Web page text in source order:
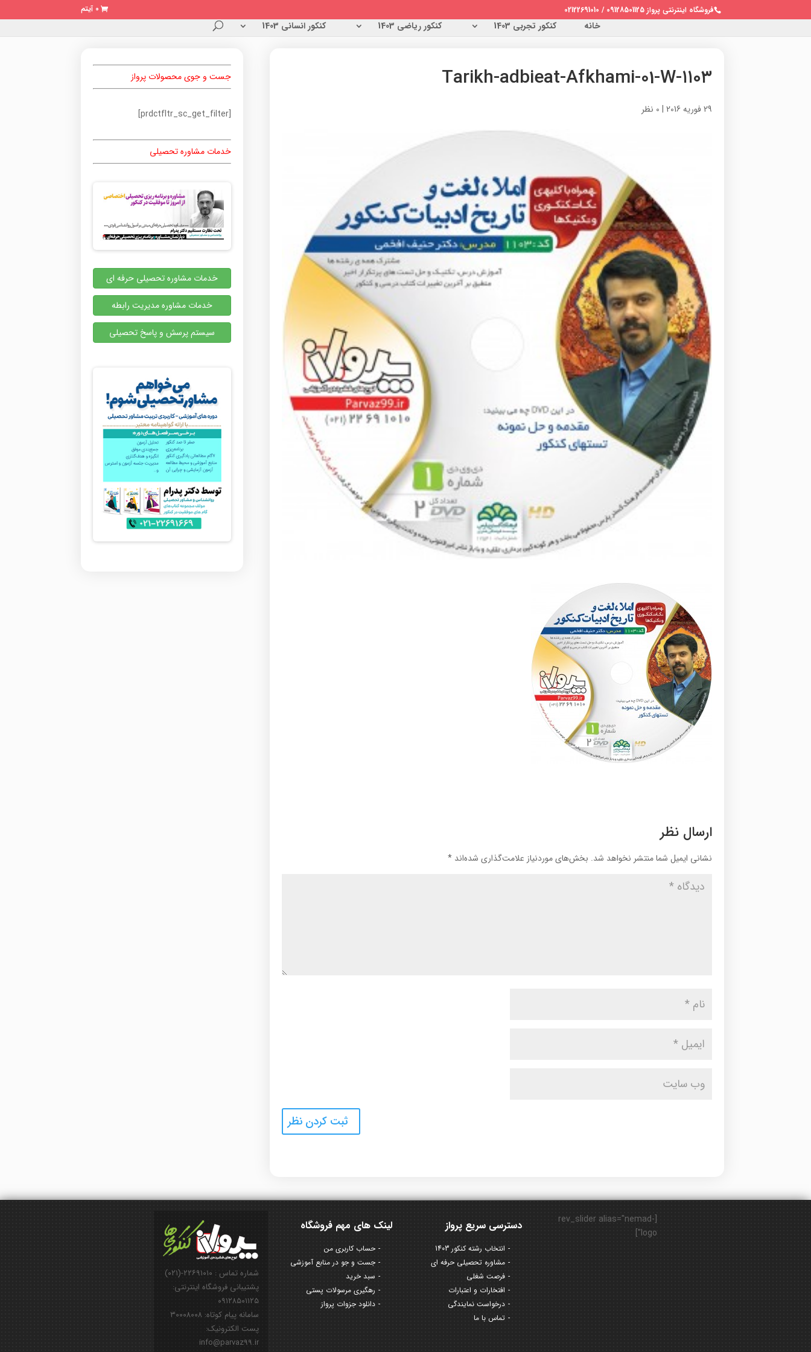
فروشگاه اینترنتی پرواز 09128501125 / 02122691010 0 آیتم
خانه کنکور تجربی 1403 کنکور ریاضی 1403 کنکور انسانی 1403
۱۱۰۳-Tarikh-adbieat-Afkhami-01-W
29 فوریه 2016 | 0 نظر
ارسال نظر
نشانی ایمیل شما منتشر نخواهد شد. بخش‌های موردنیاز علامت‌گذاری شده‌اند*
جست و جوی محصولات پرواز
[prdctfltr_sc_get_filter]
خدمات مشاوره تحصیلی
خدمات مشاوره تحصیلی حرفه ای
خدمات مشاوره مدیریت رابطه
سیستم پرسش و پاسخ تحصیلی
شماره تماس : ۲۲۶۹۱۰۱۰-(۰۲۱)
پشتیبانی فروشگاه اینترنتی:
۰۹۱۲۸۵۰۱۱۲۵
سامانه پیام کوتاه: ۳۰۰۰۸۰۰۸
پست الکترونیک:
info@parvaz99.ir
لینک های مهم فروشگاه
حساب کاربری من
جست و جو در منابع آموزشی
سبد خرید
رهگیری مرسولات پستی
دانلود جزوات پرواز
دسترسی سریع پرواز
انتخاب رشته کنکور 1403
مشاوره تحصیلی حرفه ای
فرصت شغلی
افتخارات و اعتبارات
درخواست نمایندگی
تماس با ما
[rev_slider alias="nemad-
logo"]